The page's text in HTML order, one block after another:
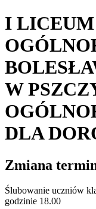
I LICEUM
W
DLA
Zmiana
Ślubowanie uczniów
godzinie 18.00